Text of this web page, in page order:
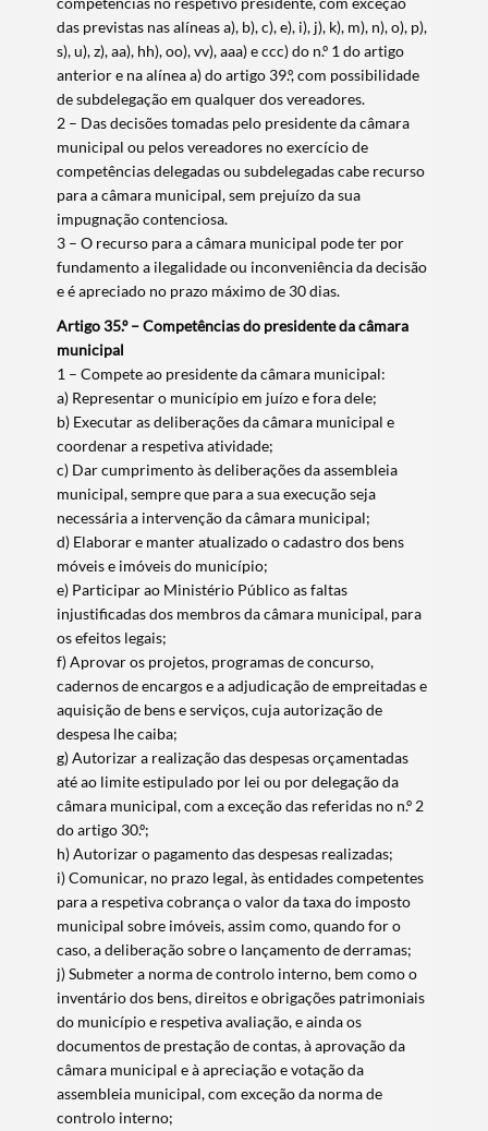
Categorias gerais
Filtros
das previstas nas alíneas a), b), c), e), i), j), k), m), n), o), p),
s), u), z), aa), hh), oo), vv), aaa) e ccc) do n.º 1 do artigo
anterior e na alínea a) do artigo 39.º, com possibilidade
de subdelegação em qualquer dos vereadores.
2 – Das decisões tomadas pelo presidente da câmara
municipal ou pelos vereadores no exercício de
competências delegadas ou subdelegadas cabe recurso
para a câmara municipal, sem prejuízo da sua
impugnação contenciosa.
3 – O recurso para a câmara municipal pode ter por
fundamento a ilegalidade ou inconveniência da decisão
e é apreciado no prazo máximo de 30 dias.
Artigo 35.º – Competências do presidente da câmara
municipal
1 – Compete ao presidente da câmara municipal:
a) Representar o município em juízo e fora dele;
b) Executar as deliberações da câmara municipal e
coordenar a respetiva atividade;
c) Dar cumprimento às deliberações da assembleia
municipal, sempre que para a sua execução seja
necessária a intervenção da câmara municipal;
d) Elaborar e manter atualizado o cadastro dos bens
móveis e imóveis do município;
e) Participar ao Ministério Público as faltas
injustificadas dos membros da câmara municipal, para
os efeitos legais;
f) Aprovar os projetos, programas de concurso,
cadernos de encargos e a adjudicação de empreitadas e
aquisição de bens e serviços, cuja autorização de
despesa lhe caiba;
g) Autorizar a realização das despesas orçamentadas
até ao limite estipulado por lei ou por delegação da
câmara municipal, com a exceção das referidas no n.º 2
do artigo 30.º;
h) Autorizar o pagamento das despesas realizadas;
i) Comunicar, no prazo legal, às entidades competentes
para a respetiva cobrança o valor da taxa do imposto
municipal sobre imóveis, assim como, quando for o
caso, a deliberação sobre o lançamento de derramas;
j) Submeter a norma de controlo interno, bem como o
inventário dos bens, direitos e obrigações patrimoniais
do município e respetiva avaliação, e ainda os
documentos de prestação de contas, à aprovação da
câmara municipal e à apreciação e votação da
assembleia municipal, com exceção da norma de
controlo interno;